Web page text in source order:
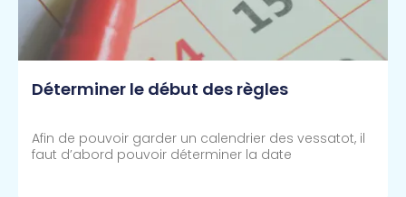
Déterminer le début des règles
Afin de pouvoir garder un calendrier des vessatot, il
faut d’abord pouvoir déterminer la date